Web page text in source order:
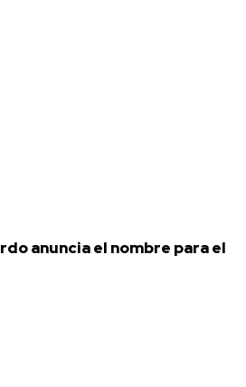
anuncia el nombre para el